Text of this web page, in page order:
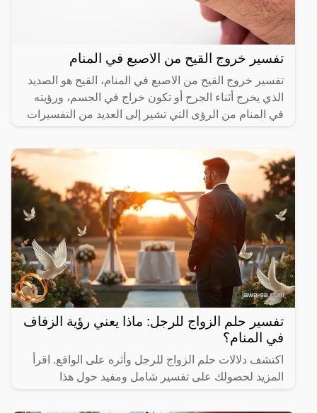
تفسير خروج القيح من الاصبع في المنام
تفسير خروج القيح من الاصبع في المنام، القيح هو الصديد
الذي يخرج أثناء الجرح أو تكون خراج في الجسم، ورؤيته
في المنام من الرؤى التي تشير إلى العديد من التفسيرات
تفسير حلم الزواج للرجل: ماذا يعني رؤية الزفاف
في المنام؟
اكتشف دلالات حلم الزواج للرجل وأثره على الواقع. اقرأ
المزيد لحصولك على تفسير شامل ومفيد حول هذا